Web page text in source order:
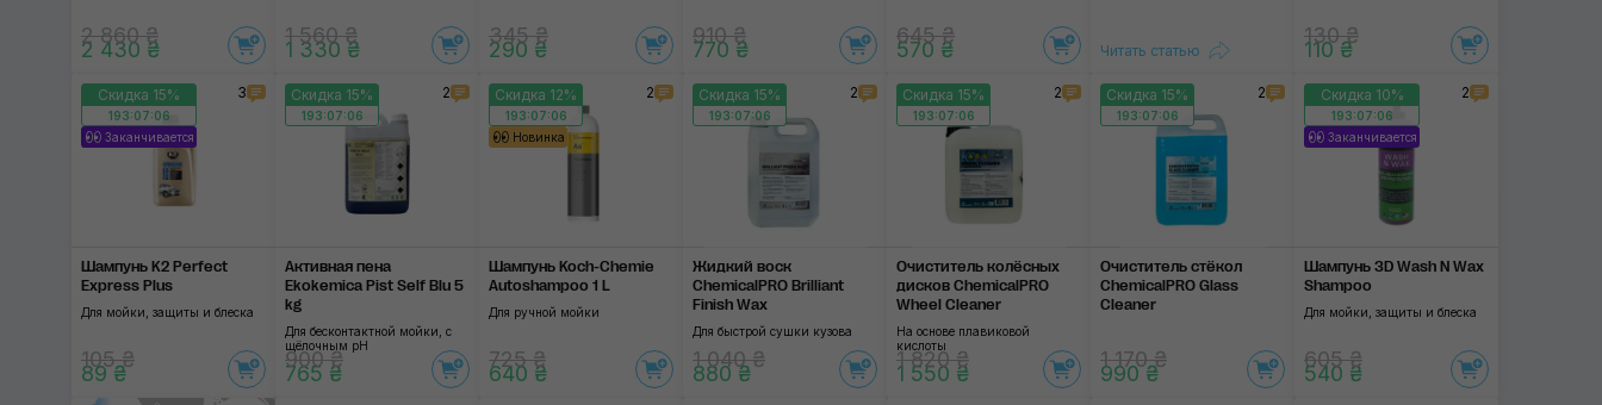
2 860 ₴
2 430 ₴
1 560 ₴
1 330 ₴
345 ₴
290 ₴
910 ₴
770 ₴
645 ₴
570 ₴ Читать статью
130 ₴
110 ₴
Скидка 15%
193:07:06
Заканчивается
3
Шампунь K2 Perfect
Express Plus
Для мойки, защиты и блеска
105 ₴
89 ₴
Скидка 15%
193:07:06
2
Активная пена
Ekokemica Pist Self Blu 5
kg
Для бесконтактной мойки, с
щёлочным pH
900 ₴
765 ₴
Скидка 12%
193:07:06
Новинка
2
Шампунь Koch-Chemie
Autoshampoo 1 L
Для ручной мойки
725 ₴
640 ₴
Скидка 15%
193:07:06
2
Жидкий воск
ChemicalPRO Brilliant
Finish Wax
Для быстрой сушки кузова
1 040 ₴
880 ₴
Скидка 15%
193:07:06
2
Очиститель колёсных
дисков ChemicalPRO
Wheel Cleaner
На основе плавиковой
кислоты
1 820 ₴
1 550 ₴
Скидка 15%
193:07:06
2
Очиститель стёкол
ChemicalPRO Glass
Cleaner
1 170 ₴
990 ₴
Скидка 10%
193:07:06
Заканчивается
2
Шампунь 3D Wash N Wax
Shampoo
Для мойки, защиты и блеска
605 ₴
540 ₴